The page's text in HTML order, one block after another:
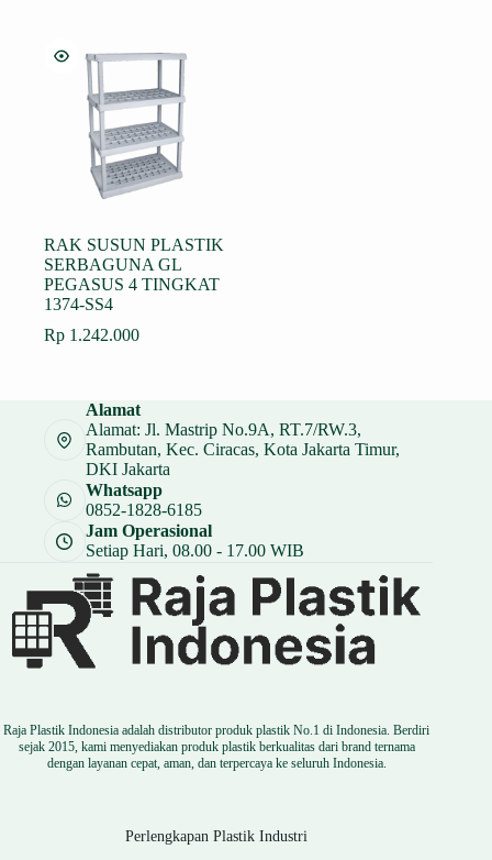
RAK SUSUN PLASTIK
SERBAGUNA GL
PEGASUS 4 TINGKAT
1374-SS4
Rp 1.242.000
Alamat
Alamat: Jl. Mastrip No.9A, RT.7/RW.3,
Rambutan, Kec. Ciracas, Kota Jakarta Timur,
DKI Jakarta
Whatsapp
0852-1828-6185
Jam Operasional
Setiap Hari, 08.00 - 17.00 WIB
Raja Plastik Indonesia adalah distributor produk plastik No.1 di Indonesia. Berdiri
sejak 2015, kami menyediakan produk plastik berkualitas dari brand ternama
dengan layanan cepat, aman, dan terpercaya ke seluruh Indonesia.
Perlengkapan Plastik Industri